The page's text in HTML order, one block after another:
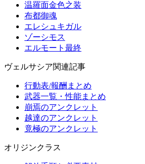
温羅面金色之装
布都御魂
エレシュキガル
ゾーシモス
エルモート最終
ヴェルサシア関連記事
行動表/報酬まとめ
武器一覧・性能まとめ
崩焉のアンクレット
越達のアンクレット
竟極のアンクレット
オリジンクラス